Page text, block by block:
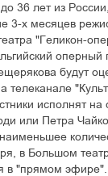
36 лет из
3-х месяцев
"Геликон-
оперный
будут
телеканале
исполнят на
или Петра
в Большом
в "прямом